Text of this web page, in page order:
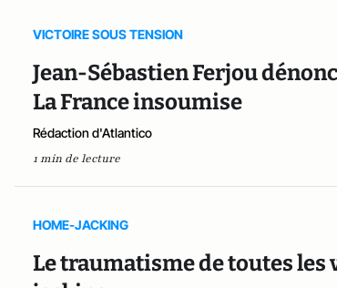
VICTOIRE SOUS TENSION
Jean-Sébastien Ferjou
La France insoumise
Rédaction d'Atlantico
1 min de lecture
HOME-JACKING
Le traumatisme de toutes les